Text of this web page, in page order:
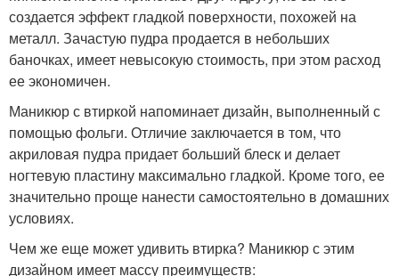
создается эффект гладкой поверхности, похожей на
металл. Зачастую пудра продается в небольших
баночках, имеет невысокую стоимость, при этом расход
ее экономичен.
Маникюр с втиркой напоминает дизайн, выполненный с
помощью фольги. Отличие заключается в том, что
акриловая пудра придает больший блеск и делает
ногтевую пластину максимально гладкой. Кроме того, ее
значительно проще нанести самостоятельно в домашних
условиях.
Чем же еще может удивить втирка? Маникюр с этим
дизайном имеет массу преимуществ: